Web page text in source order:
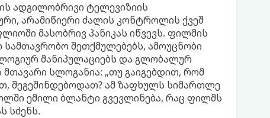
ადგილობრივი ტელევიზიის
არამიწიერი ძალის კონტროლის ქვეშ
მასობრივ პანიკას იწვევს. ფილმის
შეთქმულებებს, ამოუცნობი
მანიპულაციებს და გლობალურ
სლოგანია: „თუ გაიგებდით, რომ
შეგეშინდებოდათ? ამ ზაფხულს სიმართლე
ემილი ბლანტი გვევლინება, რაც ფილმს
სძენს.